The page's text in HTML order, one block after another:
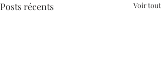
Posts récents Voir tout